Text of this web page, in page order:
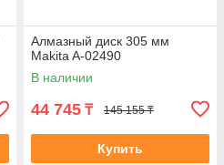
Алмазный диск 305 мм
Makita A-02490
В наличии
44 745 ₸ 145 155 ₸
Купить